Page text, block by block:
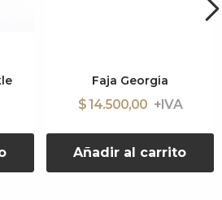
Faja Georgia
$ 14.500,00
Añadir al carrito